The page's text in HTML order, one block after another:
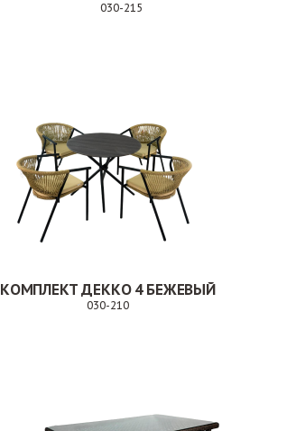
030-215
КОМПЛЕКТ ДЕККО 4 БЕЖЕВЫЙ
030-210